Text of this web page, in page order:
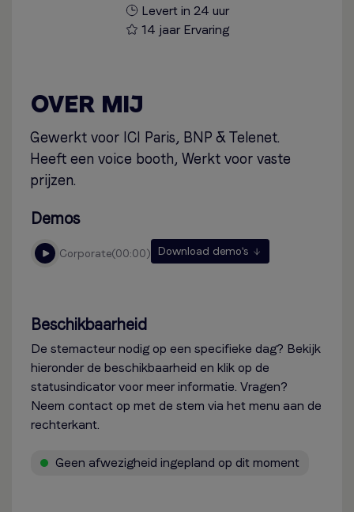
Levert in 24 uur
14 jaar Ervaring
OVER MIJ
Gewerkt voor ICI Paris, BNP & Telenet.
Heeft een voice booth, Werkt voor vaste
prijzen.
Demos
corporate 00:00 Download demo's
Beschikbaarheid
De stemacteur nodig op een specifieke dag? Bekijk
hieronder de beschikbaarheid en klik op de
statusindicator voor meer informatie. Vragen?
Neem contact op met de stem via het menu aan de
rechterkant.
Geen afwezigheid ingepland op dit moment